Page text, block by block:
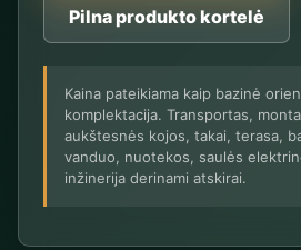
Pilna produkto kortelė
Kaina pateikiama kaip bazinė
komplektacija. Transportas,
aukštesnės kojos, takai, terasa,
vanduo, nuotekos, saulės
inžinerija derinami atskirai.